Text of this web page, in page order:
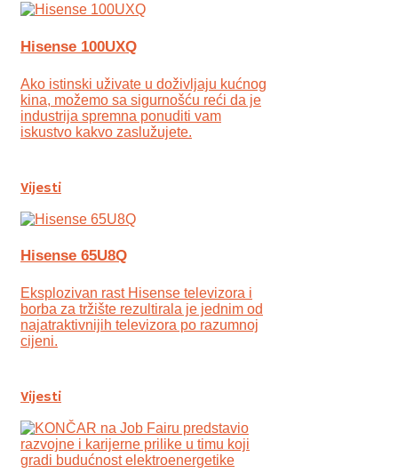
Hisense 100UXQ
Ako istinski uživate u doživljaju kućnog
kina, možemo sa sigurnošću reći da je
industrija spremna ponuditi vam
iskustvo kakvo zaslužujete.
Vijesti
Hisense 65U8Q
Eksplozivan rast Hisense televizora i
borba za tržište rezultirala je jednim od
najatraktivnijih televizora po razumnoj
cijeni.
Vijesti